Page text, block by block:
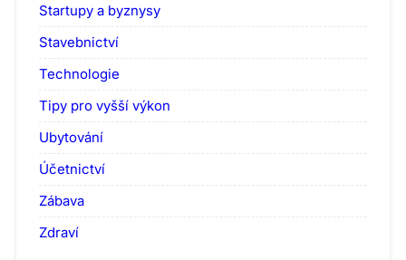
Startupy a byznysy
Stavebnictví
Technologie
Tipy pro vyšší výkon
Ubytování
Účetnictví
Zábava
Zdraví